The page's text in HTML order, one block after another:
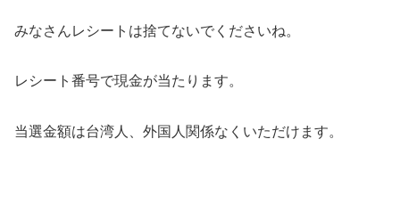
みなさんレシートは捨てないでくださいね。
レシート番号で現金が当たります。
当選金額は台湾人、外国人関係なくいただけます。